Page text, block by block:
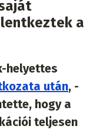
a
helyettes
után, -
hogy a
teljesen